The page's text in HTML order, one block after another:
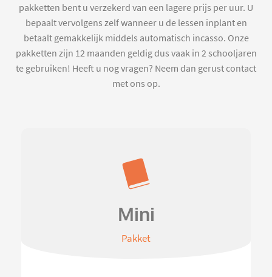
pakketten bent u verzekerd van een lagere prijs per uur. U
bepaalt vervolgens zelf wanneer u de lessen inplant en
betaalt gemakkelijk middels automatisch incasso. Onze
pakketten zijn 12 maanden geldig dus vaak in 2 schooljaren
te gebruiken! Heeft u nog vragen? Neem dan gerust contact
met ons op.
Mini
Pakket